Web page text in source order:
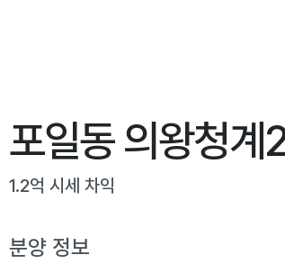
포일동 의왕청계
1.2억 시세 차익
분양 정보